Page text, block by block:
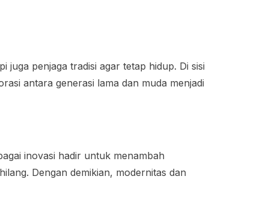
juga penjaga tradisi agar tetap hidup. Di sisi
antara generasi lama dan muda menjadi
inovasi hadir untuk menambah
Dengan demikian, modernitas dan